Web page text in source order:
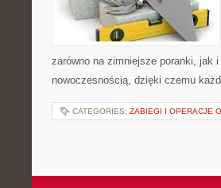
zarówno na zimniejsze poranki, jak
nowoczesnością, dzięki czemu
CATEGORIES: ZABIEGI I OPERACJE